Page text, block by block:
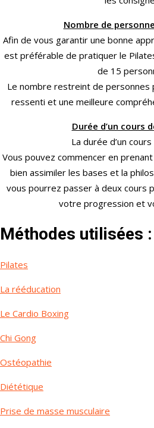
Nombre de
Afin de vous garantir une bonne
est préférable de pratiquer le
de 15
Le nombre restreint de personnes
ressenti et une meilleure
Durée d’un cours
La durée d’un
Vous pouvez commencer en
bien assimiler les bases et la
vous pourrez passer à deux cours
votre progression et
Méthodes utilisées :
Pilates
La rééducation
Le Cardio Boxing
Chi Gong
Ostéopathie
Diététique
Prise de masse musculaire